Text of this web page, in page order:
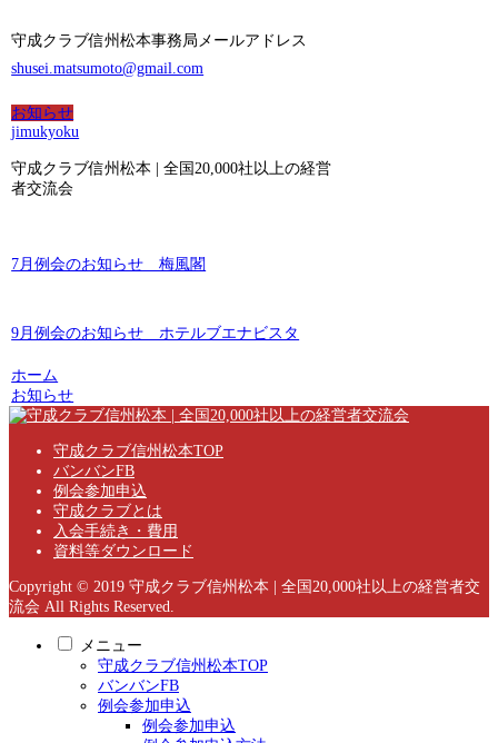
守成クラブ信州松本事務局メールアドレス
shusei.matsumoto@gmail.com
お知らせ
jimukyoku
守成クラブ信州松本 | 全国20,000社以上の経営
者交流会
7月例会のお知らせ 梅風閣
9月例会のお知らせ ホテルブエナビスタ
ホーム
お知らせ
守成クラブ信州松本TOP
バンバンFB
例会参加申込
守成クラブとは
入会手続き・費用
資料等ダウンロード
Copyright © 2019 守成クラブ信州松本 | 全国20,000社以上の経営者交
流会 All Rights Reserved.
メニュー
守成クラブ信州松本TOP
バンバンFB
例会参加申込
例会参加申込